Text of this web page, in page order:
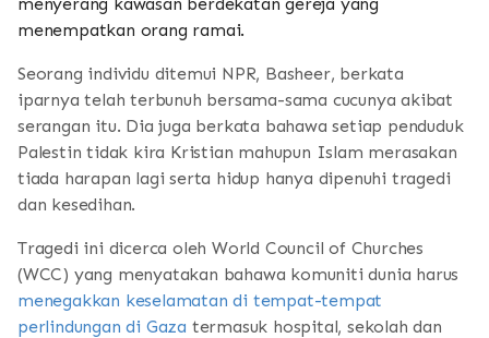
menempatkan orang ramai.
Seorang individu ditemui NPR, Basheer, berkata
iparnya telah terbunuh bersama-sama cucunya akibat
serangan itu. Dia juga berkata bahawa setiap penduduk
Palestin tidak kira Kristian mahupun Islam merasakan
tiada harapan lagi serta hidup hanya dipenuhi tragedi
dan kesedihan.
Tragedi ini dicerca oleh World Council of Churches
(WCC) yang menyatakan bahawa komuniti dunia harus
menegakkan keselamatan di tempat-tempat
perlindungan di Gaza termasuk hospital, sekolah dan